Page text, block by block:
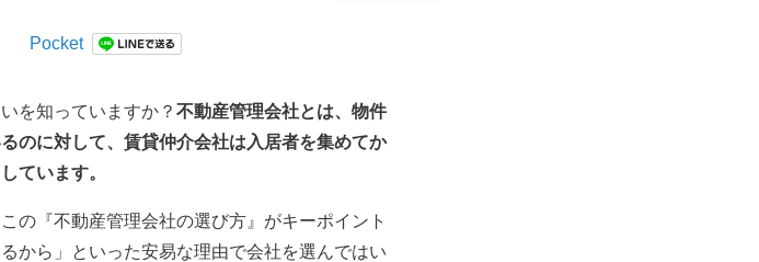
Pocket
を知っていますか？ 不動産管理会社とは、物件
のに対して、賃貸仲介会社は入居者を集めてか
ています。
の『不動産管理会社の選び方』がキーポイント
から」といった安易な理由で会社を選んではい